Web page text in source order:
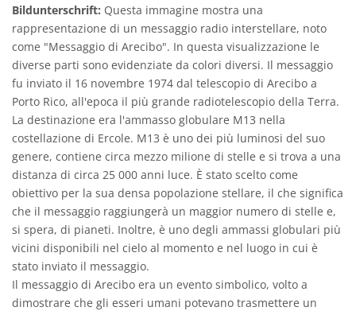
Bildunterschrift: Questa immagine mostra una
rappresentazione di un messaggio radio interstellare, noto
come "Messaggio di Arecibo". In questa visualizzazione le
diverse parti sono evidenziate da colori diversi. Il messaggio
fu inviato il 16 novembre 1974 dal telescopio di Arecibo a
Porto Rico, all'epoca il più grande radiotelescopio della Terra.
La destinazione era l'ammasso globulare M13 nella
costellazione di Ercole. M13 è uno dei più luminosi del suo
genere, contiene circa mezzo milione di stelle e si trova a una
distanza di circa 25 000 anni luce. È stato scelto come
obiettivo per la sua densa popolazione stellare, il che significa
che il messaggio raggiungerà un maggior numero di stelle e,
si spera, di pianeti. Inoltre, è uno degli ammassi globulari più
vicini disponibili nel cielo al momento e nel luogo in cui è
stato inviato il messaggio.
Il messaggio di Arecibo era un evento simbolico, volto a
dimostrare che gli esseri umani potevano trasmettere un